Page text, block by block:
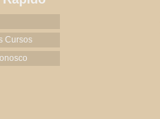
Cursos